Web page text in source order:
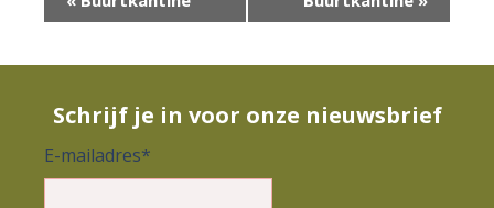
v
e
n
e
m
Schrijf je in voor onze nieuwsbrief
E-mailadres*